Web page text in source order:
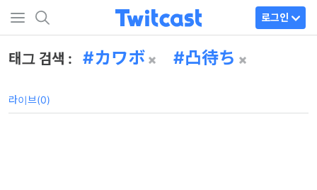
로그인
태그 검색 : カワボ 凸待ち
라이브(0)